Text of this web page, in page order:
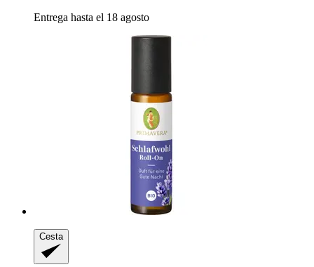
Entrega hasta el 18 agosto
Cesta